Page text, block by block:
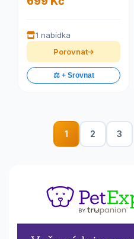
1 nabídka
Porovnat
⚖️ + Srovnat
1 2 3